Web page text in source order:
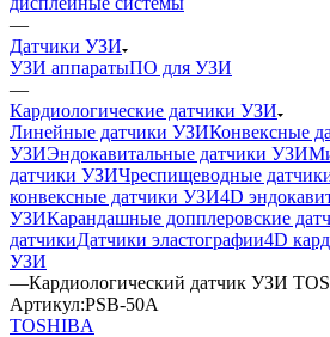
—
Датчики УЗИ
УЗИ аппаратыПО для УЗИ
—
Кардиологические датчики УЗИ
Линейные датчики УЗИКонвексные
УЗИЭндокавитальные датчики УЗИ
датчики УЗИЧреспищеводные
конвексные датчики УЗИ4D
УЗИКарандашные допплеровские
датчикиДатчики эластографии4D
УЗИ
—Кардиологический датчик УЗИ
Артикул:PSB-50A
TOSHIBA